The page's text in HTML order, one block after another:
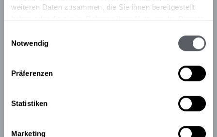
weiteren Daten zusammen, die Sie ihnen bereitgestellt
Notwendig
Präferenzen
Statistiken
Marketing